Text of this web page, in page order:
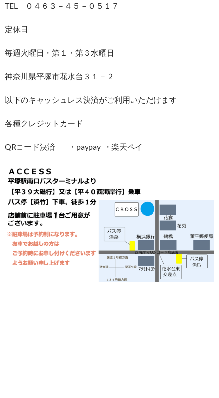
TEL ０４６３－４５－０５１７
定休日
毎週火曜日・第１・第３水曜日
神奈川県平塚市花水台３１－２
以下のキャッシュレス決済がご利用いただけます
各種クレジットカード
QRコード決済 ・paypay ・楽天ペイ